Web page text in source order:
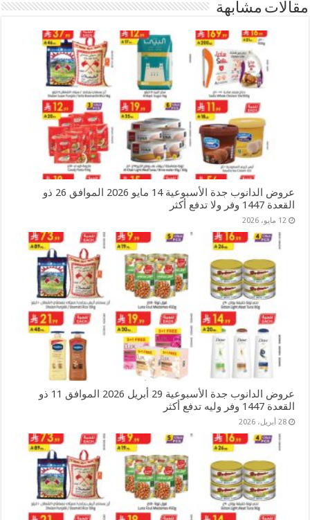
مقالات مشابهة
عروض الدانوب جدة الأسبوعية 14 مايو 2026 الموافق 26 ذو
القعدة 1447 وفر ولا تدفع أكثر
12 مايو، 2026
عروض الدانوب جدة الأسبوعية 29 أبريل 2026 الموافق 11 ذو
القعدة 1447 وفر وليه تدفع أكثر
28 أبريل، 2026